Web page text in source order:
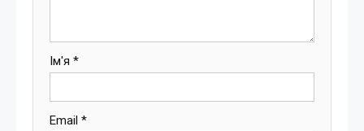
Ім'я *
Email *